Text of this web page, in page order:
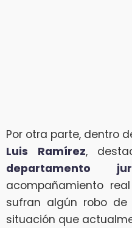
Por otra parte, dentro
Luis Ramírez,
departamento
acompañamiento
sufran algún robo de
situación que